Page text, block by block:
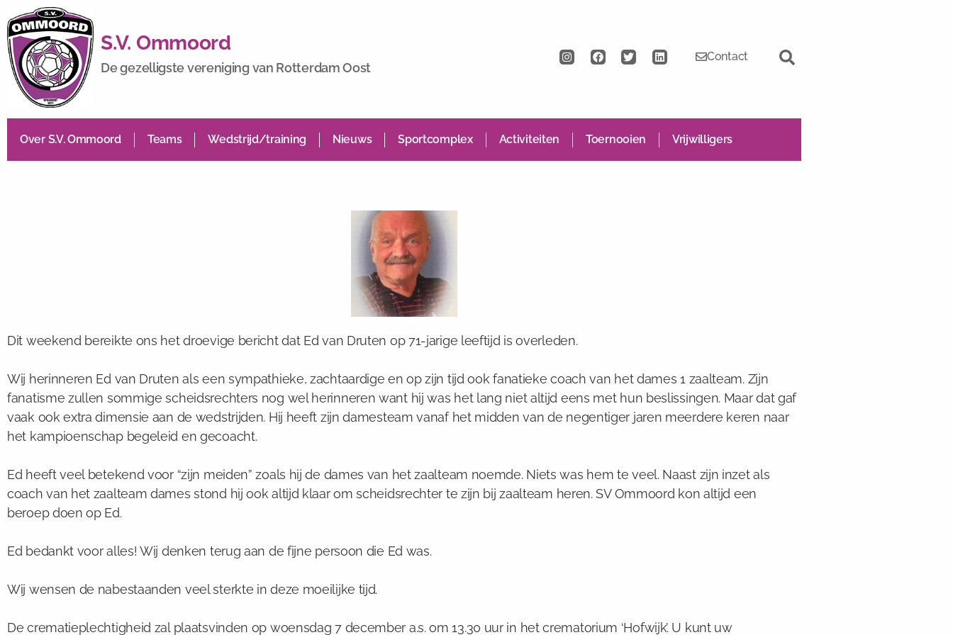
S.V. Ommoord
De gezelligste vereniging van Rotterdam Oost
Contact
Over S.V. Ommoord Teams Wedstrijd/training Nieuws Sportcomplex Activiteiten Toernooien Vrijwilligers
Dit weekend bereikte ons het droevige bericht dat Ed van Druten op 71-jarige leeftijd is overleden.
Wij herinneren Ed van Druten als een sympathieke, zachtaardige en op zijn tijd ook fanatieke coach van het dames 1 zaalteam. Zijn
fanatisme zullen sommige scheidsrechters nog wel herinneren want hij was het lang niet altijd eens met hun beslissingen. Maar dat gaf
vaak ook extra dimensie aan de wedstrijden. Hij heeft zijn damesteam vanaf het midden van de negentiger jaren meerdere keren naar
het kampioenschap begeleid en gecoacht.
Ed heeft veel betekend voor “zijn meiden” zoals hij de dames van het zaalteam noemde. Niets was hem te veel. Naast zijn inzet als
coach van het zaalteam dames stond hij ook altijd klaar om scheidsrechter te zijn bij zaalteam heren. SV Ommoord kon altijd een
beroep doen op Ed.
Ed bedankt voor alles! Wij denken terug aan de fijne persoon die Ed was.
Wij wensen de nabestaanden veel sterkte in deze moeilijke tijd.
De crematieplechtigheid zal plaatsvinden op woensdag 7 december a.s. om 13.30 uur in het crematorium ‘Hofwijk’. U kunt uw